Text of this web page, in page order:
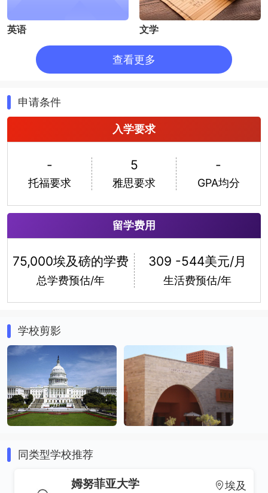
英语 文学
查看更多
申请条件
入学要求
-
托福要求
5
雅思要求
-
GPA均分
留学费用
75,000埃及磅的学费
总学费预估/年
309 -544美元/月
生活费预估/年
学校剪影
同类型学校推荐
姆努菲亚大学 埃及